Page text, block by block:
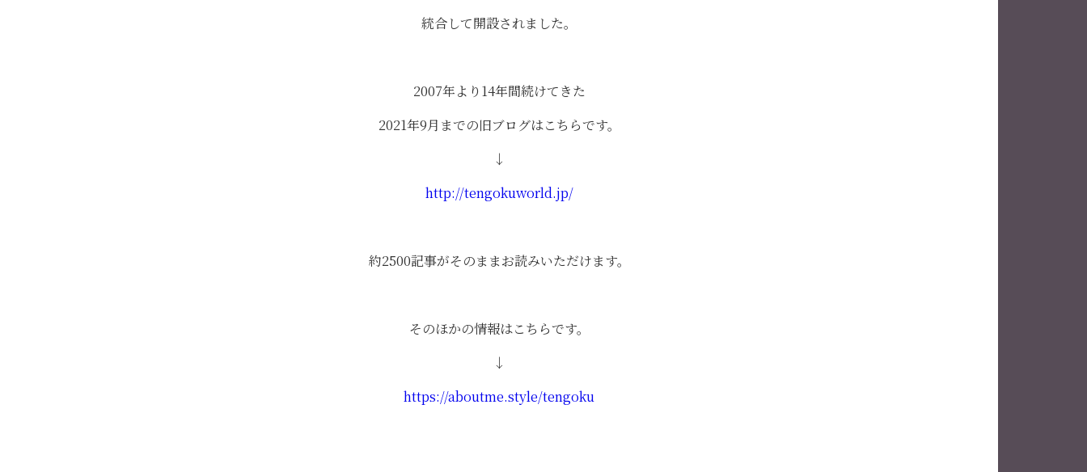
統合して開設されました。
2007年より14年間続けてきた
2021年9月までの旧ブログはこちらです。
↓
http://tengokuworld.jp/
約2500記事がそのままお読みいただけます。
そのほかの情報はこちらです。
↓
https://aboutme.style/tengoku